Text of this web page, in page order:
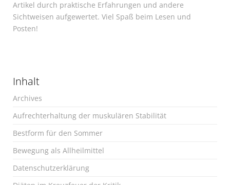
Artikel durch praktische Erfahrungen und andere
Sichtweisen aufgewertet. Viel Spaß beim Lesen und
Posten!
Inhalt
Archives
Aufrechterhaltung der muskulären Stabilität
Bestform für den Sommer
Bewegung als Allheilmittel
Datenschutzerklärung